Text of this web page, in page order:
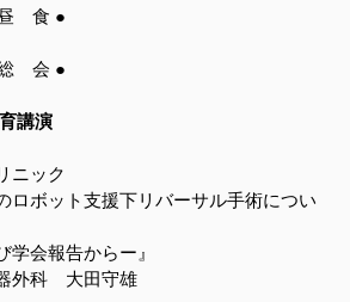
昼 食 ●
会 ●
講演
ック
ボット支援下リバーサル手術につい
報告からー』
科 大田守雄